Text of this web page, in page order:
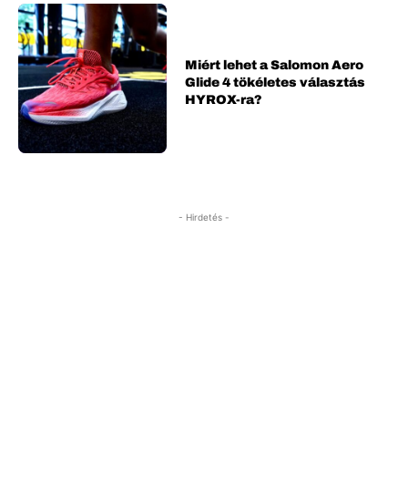
Miért lehet a Salomon Aero
Glide 4 tökéletes választás
HYROX-ra?
- Hirdetés -